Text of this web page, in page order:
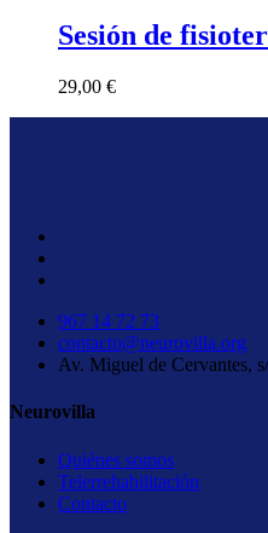
Sesión de
29,00 €
967 14 72 73
contacto@neurovilla.org
Av. Miguel de Cervantes,
Neurovilla
Quiénes somos
Telerrehabilitación
Contacto